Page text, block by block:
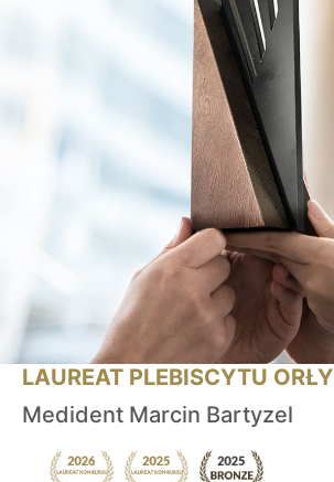
LAUREAT PLEBISCYTU ORŁY
Medident Marcin Bartyzel